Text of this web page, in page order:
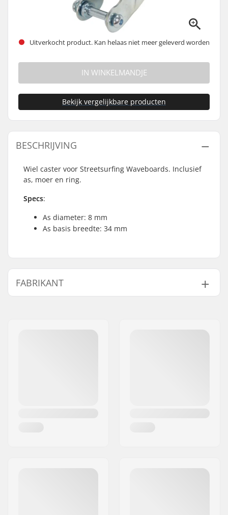
Uitverkocht product. Kan helaas niet meer geleverd worden
IN WINKELMANDJE
Bekijk vergelijkbare producten
BESCHRIJVING
Wiel caster voor Streetsurfing Waveboards. Inclusief
as, moer en ring.
Specs:
As diameter: 8 mm
As basis breedte: 34 mm
FABRIKANT
4300